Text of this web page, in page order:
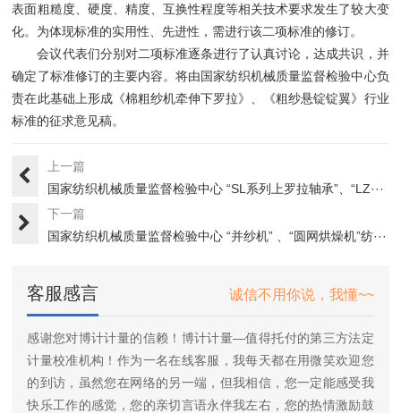
表面粗糙度、硬度、精度、互换性程度等相关技术要求发生了较大变
化。为体现标准的实用性、先进性，需进行该二项标准的修订。
会议代表们分别对二项标准逐条进行了认真讨论，达成共识，并
确定了标准修订的主要内容。将由国家纺织机械质量监督检验中心负
责在此基础上形成《棉粗纱机牵伸下罗拉》、《粗纱悬锭锭翼》行业
标准的征求意见稿。
上一篇
国家纺织机械质量监督检验中心 “SL系列上罗拉轴承”、“LZ···
下一篇
国家纺织机械质量监督检验中心 “并纱机” 、“圆网烘燥机”纺···
客服感言 诚信不用你说，我懂~~
感谢您对博计计量的信赖！博计计量—值得托付的第三方法定
计量校准机构！作为一名在线客服，我每天都在用微笑欢迎您
的到访，虽然您在网络的另一端，但我相信，您一定能感受我
快乐工作的感觉，您的亲切言语永伴我左右，您的热情激励鼓